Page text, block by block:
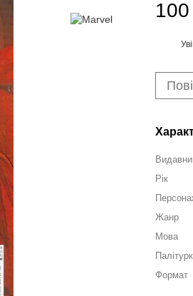
100
Рік
Жанр
Мова
Формат